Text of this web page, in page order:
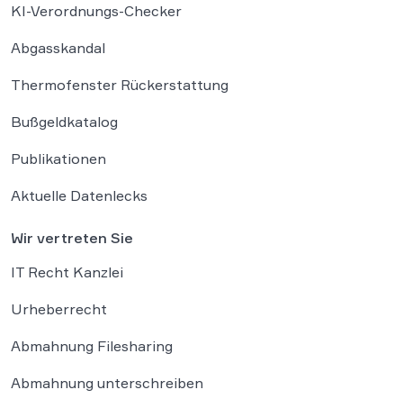
KI-Verordnungs-Checker
Abgasskandal
Thermofenster Rückerstattung
Bußgeldkatalog
Publikationen
Aktuelle Datenlecks
Wir vertreten Sie
IT Recht Kanzlei
Urheberrecht
Abmahnung Filesharing
Abmahnung unterschreiben